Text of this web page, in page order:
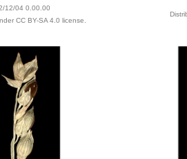
12/04 0.00.00
CC BY-SA 4.0 license.